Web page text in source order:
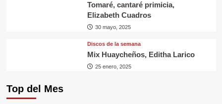
Tomaré, cantaré primicia,
Elizabeth Cuadros
30 mayo, 2025
Discos de la semana
Mix Huaycheños, Editha Larico
25 enero, 2025
Top del Mes